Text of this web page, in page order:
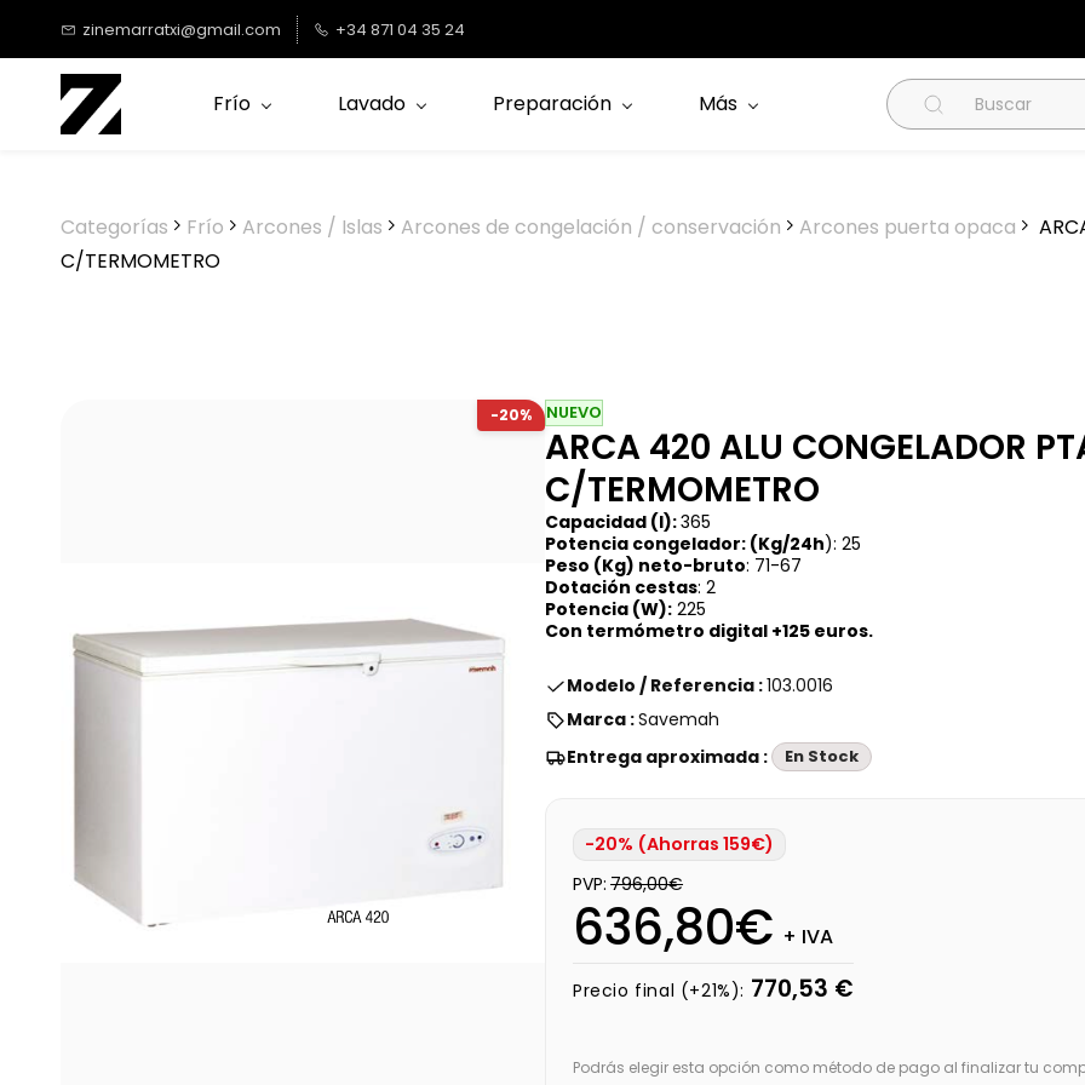
contenido
principal
zinemarratxi@gmail.com +34 871 04 35 24
Frío Lavado Preparación Más
Categorías Frío Arcones / Islas Arcones de congelación / conservación Arcones puerta opaca
C/TERMOMETRO
-20% NUEVO
ARCA 420 ALU CONGELADOR
C/TERMOMETRO
Capacidad (l):365
Potencia congelador: (Kg/24h): 25
Peso (Kg) neto-bruto: 71-67
Dotación cestas: 2
Potencia (W): 225
Con termómetro digital +125 euros.
Modelo / Referencia :103.0016
Marca :Savemah
Entrega aproximada :
En Stock
-20% (Ahorras 159€)
PVP: 796,00€
636,80€ + IVA
Precio final (+21%): 770,53 €
Podrás elegir esta opción como método de pago al finalizar tu